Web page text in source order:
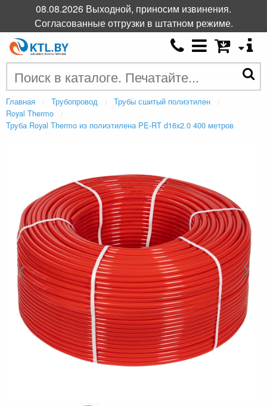
Главная Трубопровод
Трубы сшитый полиэтилен
Royal Thermo
Труба Royal Thermo из полиэтилена PE-RT d16x2.0 400 метров
08.08.2026 Выходной, приносим извинения.
Согласованные отгрузки в штатном режиме.